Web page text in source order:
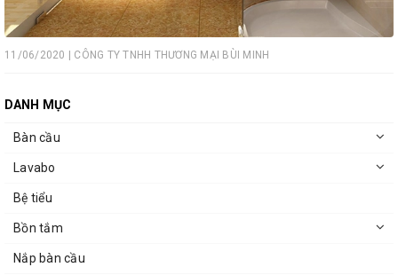
11/06/2020 | CÔNG TY TNHH THƯƠNG MẠI BÙI MINH
DANH MỤC
Bàn cầu
Lavabo
Bệ tiểu
Bồn tắm
Nắp bàn cầu